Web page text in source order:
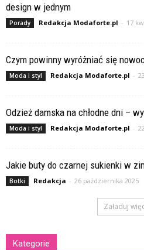
design w jednym
Porady Redakcja Modaforte.pl - 17
Czym powinny wyróżniać się
Moda i styl Redakcja Modaforte.pl -
Odzież damska na chłodne dni –
Moda i styl Redakcja Modaforte.pl -
Jakie buty do czarnej sukienki w
Botki Redakcja - 26 października 2025
Załaduj
Kategorie